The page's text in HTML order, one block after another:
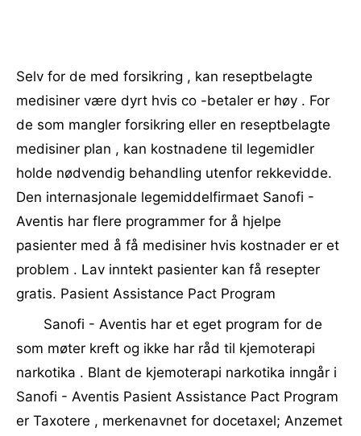
Selv for de med forsikring , kan reseptbelagte
medisiner være dyrt hvis co -betaler er høy . For
de som mangler forsikring eller en reseptbelagte
medisiner plan , kan kostnadene til legemidler
holde nødvendig behandling utenfor rekkevidde.
Den internasjonale legemiddelfirmaet Sanofi -
Aventis har flere programmer for å hjelpe
pasienter med å få medisiner hvis kostnader er et
problem . Lav inntekt pasienter kan få resepter
gratis. Pasient Assistance Pact Program
Sanofi - Aventis har et eget program for de
som møter kreft og ikke har råd til kjemoterapi
narkotika . Blant de kjemoterapi narkotika inngår i
Sanofi - Aventis Pasient Assistance Pact Program
er Taxotere , merkenavnet for docetaxel; Anzemet